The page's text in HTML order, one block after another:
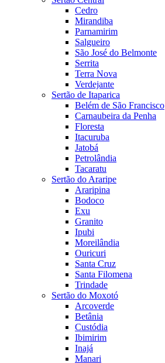
Cedro
Mirandiba
Parnamirim
Salgueiro
São José do Belmonte
Serrita
Terra Nova
Verdejante
Sertão de Itaparica
Belém de São Francisco
Carnaubeira da Penha
Floresta
Itacuruba
Jatobá
Petrolândia
Tacaratu
Sertão do Araripe
Araripina
Bodoco
Exu
Granito
Ipubi
Moreilândia
Ouricuri
Santa Cruz
Santa Filomena
Trindade
Sertão do Moxotó
Arcoverde
Betânia
Custódia
Ibimirim
Inajá
Manari